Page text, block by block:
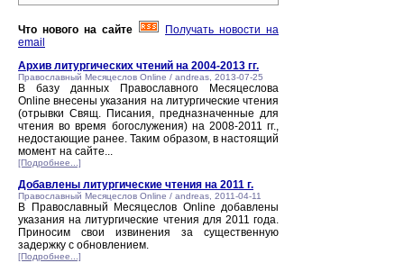
Что нового на сайте
Получать новости на
email
Архив литургических чтений на 2004-2013 гг.
Православный Месяцеслов Online / andreas, 2013-07-25
В базу данных Православного Месяцеслова
Online внесены указания на литургические чтения
(отрывки Свящ. Писания, предназначенные для
чтения во время богослужения) на 2008-2011 гг.,
недостающие ранее. Таким образом, в настоящий
момент на сайте...
[Подробнее...]
Добавлены литургические чтения на 2011 г.
Православный Месяцеслов Online / andreas, 2011-04-11
В Православный Месяцеслов Online добавлены
указания на литургические чтения для 2011 года.
Приносим свои извинения за существенную
задержку с обновлением.
[Подробнее...]